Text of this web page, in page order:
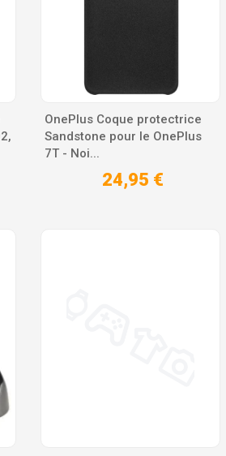
OnePlus Coque protectrice
Sandstone pour le OnePlus
7T - Noi...
24,95 €